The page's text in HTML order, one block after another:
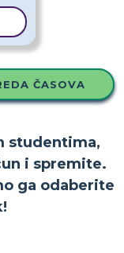
ČASOVA
studentima,
i spremite.
ga odaberite